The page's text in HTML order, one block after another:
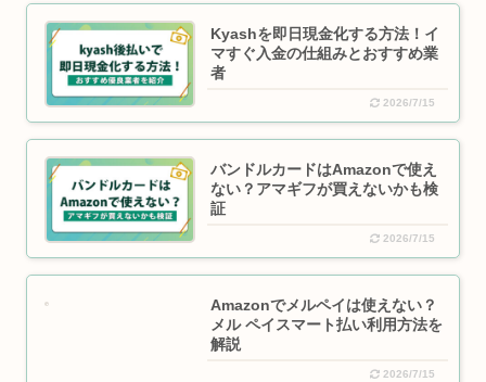
Kyashを即日現金化する方法！イ
マすぐ入金の仕組みとおすすめ業
者
2026/7/15
バンドルカードはAmazonで使え
ない？アマギフが買えないかも検
証
2026/7/15
Amazonでメルペイは使えない？
メル ペイスマート払い利用方法を
解説
2026/7/15